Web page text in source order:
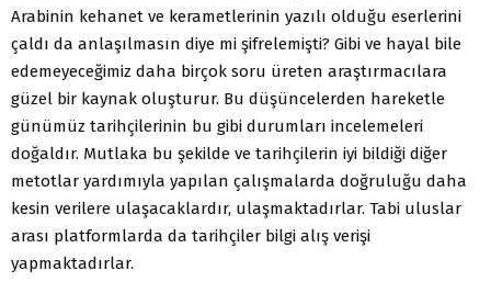
Arabinin kehanet ve kerametlerinin yazılı olduğu eserlerini
çaldı da anlaşılmasın diye mi şifrelemişti? Gibi ve hayal bile
edemeyeceğimiz daha birçok soru üreten araştırmacılara
güzel bir kaynak oluşturur. Bu düşüncelerden hareketle
günümüz tarihçilerinin bu gibi durumları incelemeleri
doğaldır. Mutlaka bu şekilde ve tarihçilerin iyi bildiği diğer
metotlar yardımıyla yapılan çalışmalarda doğruluğu daha
kesin verilere ulaşacaklardır, ulaşmaktadırlar. Tabi uluslar
arası platformlarda da tarihçiler bilgi alış verişi
yapmaktadırlar.